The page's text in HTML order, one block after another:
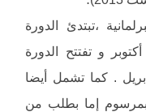
،تبتدئ الدورة
و تفتتح الدورة
. كما تشمل أيضا
بمرسوم إما بطلب من